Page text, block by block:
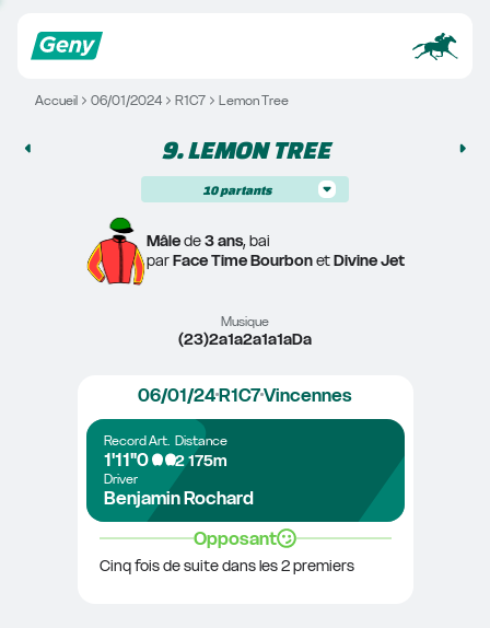
Accueil 06/01/2024 R1C7 Lemon Tree
9. LEMON TREE
10 partants
Mâle de 3 ans, bai
par Face Time Bourbon et Divine Jet
Musique
(23)2a1a2a1a1aDa
06/01/24R1C7Vincennes
Record
1'11"0
Art. Distance
2 175m
Driver
Benjamin Rochard
Opposant
Cinq fois de suite dans les 2 premiers